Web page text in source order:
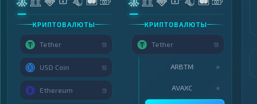
КРИПТОВАЛЮТЫ
Tether 9
USD Coin 5
Ethereum 3
КРИПТОВАЛЮТЫ
Tether 9
ARBTM ★
AVAXC ★